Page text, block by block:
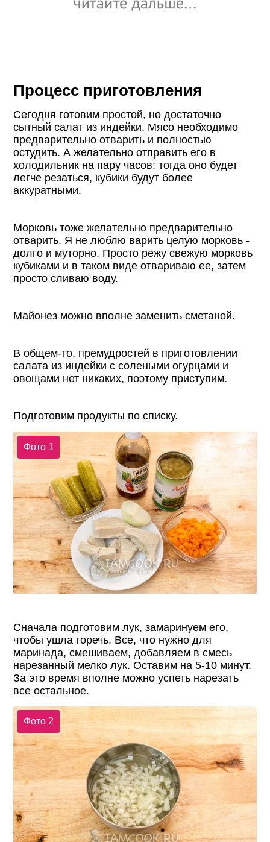
Процесс приготовления
Сегодня готовим простой, но достаточно
сытный салат из индейки. Мясо необходимо
предварительно отварить и полностью
остудить. А желательно отправить его в
холодильник на пару часов: тогда оно будет
легче резаться, кубики будут более
аккуратными.
Морковь тоже желательно предварительно
отварить. Я не люблю варить целую морковь -
долго и муторно. Просто режу свежую морковь
кубиками и в таком виде отвариваю ее, затем
просто сливаю воду.
Майонез можно вполне заменить сметаной.
В общем-то, премудростей в приготовлении
салата из индейки с солеными огурцами и
овощами нет никаких, поэтому приступим.
Подготовим продукты по списку.
Фото 1
Сначала подготовим лук, замаринуем его,
чтобы ушла горечь. Все, что нужно для
маринада, смешиваем, добавляем в смесь
нарезанный мелко лук. Оставим на 5-10 минут.
За это время вполне можно успеть нарезать
все остальное.
Фото 2